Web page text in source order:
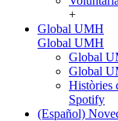
+
Global UMH
Global UMH
Global
Global
Històries
Spotify
(Español)